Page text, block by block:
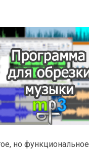
но функциональное